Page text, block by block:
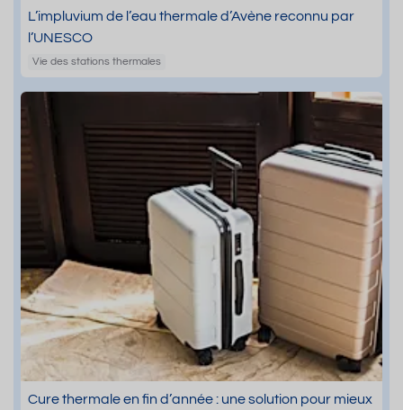
L’impluvium de l’eau thermale d’Avène reconnu par
l’UNESCO
Vie des stations thermales
Cure thermale en fin d’année : une solution pour mieux